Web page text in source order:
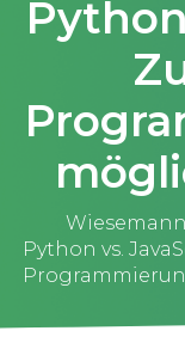
Python vs.